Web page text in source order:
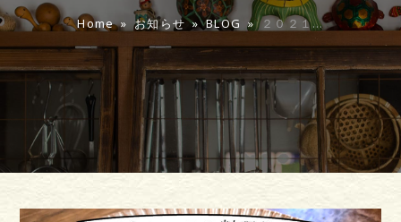
Home» お知らせ»BLOG »２０２１…